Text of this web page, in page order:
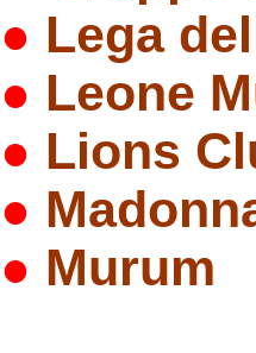
● Lega
● Leone
● Lions
●
● Murum